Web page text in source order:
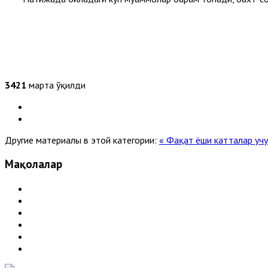
3421 марта ўқилди
Другие материалы в этой категории: « Фақат ёши катталар
Мақолалар